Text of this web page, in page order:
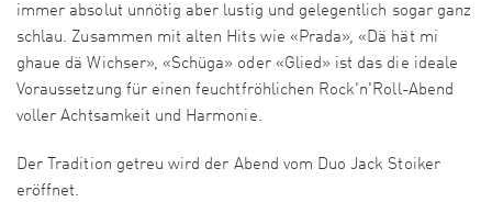
immer absolut unnötig aber lustig und gelegentlich sogar ganz
schlau. Zusammen mit alten Hits wie «Prada», «Dä hät mi
ghaue dä Wichser», «Schüga» oder «Glied» ist das die ideale
Voraussetzung für einen feuchtfröhlichen Rock'n'Roll-Abend
voller Achtsamkeit und Harmonie.
Der Tradition getreu wird der Abend vom Duo Jack Stoiker
eröffnet.